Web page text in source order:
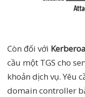
Còn đối với
cầu một TGS cho
khoản dịch vụ. Yêu
domain controller